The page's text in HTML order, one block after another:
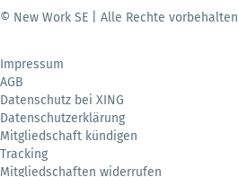
© New Work SE | Alle Rechte vorbehalten
Impressum
AGB
Datenschutz bei XING
Datenschutzerklärung
Mitgliedschaft kündigen
Tracking
Mitgliedschaften widerrufen